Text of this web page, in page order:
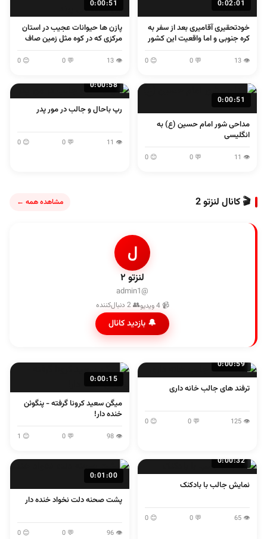
0:02:01
خودتحقیری آقامیری بعد از سفر به
کره جنوبی و اما واقعیت این کشور
👁 13
💬 0
😊 0
0:00:51
پازن ها حیوانات عجیب در استان
مرکزی که در کوه مثل زمین صاف
👁 13
💬 0
😊 0
0:00:51
مداحی شور امام حسین (ع) به
انگلیسی
👁 11
💬 0
😊 0
0:00:58
رپ باحال و جالب در مور پدر
👁 11
💬 0
😊 0
🎬 کانال لنزتو 2 مشاهده همه ←
ل
لنزتو ۲
@admin1
📹 4 ویدیو 👥 2 دنبال‌کننده
🔔 بازدید کانال
0:00:59
ترفند های جالب خانه داری
👁 125
💬 0
😊 0
0:00:15
میگن سعید کرونا گرفته - پنگوئن
خنده دار!
👁 98
💬 0
😊 1
0:00:32
نمایش جالب با بادکنک
👁 65
💬 0
😊 0
0:01:00
پشت صحنه دلت نخواد خنده دار
👁 96
💬 0
😊 0